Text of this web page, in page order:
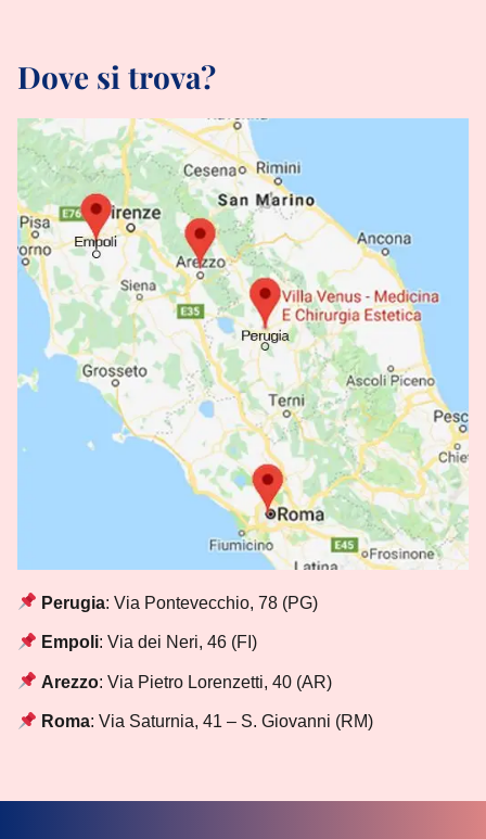
Dove si trova?
Perugia: Via Pontevecchio, 78 (PG)
Empoli: Via dei Neri, 46 (FI)
Arezzo: Via Pietro Lorenzetti, 40 (AR)
Roma: Via Saturnia, 41 – S. Giovanni (RM)